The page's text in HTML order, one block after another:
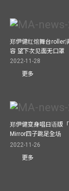
郑伊健红馆舞台roller
容 望下次见面无口罩
2022-11-28
更多
郑伊健变身唱日语版
Mirror四子跳足全场
2022-11-26
更多